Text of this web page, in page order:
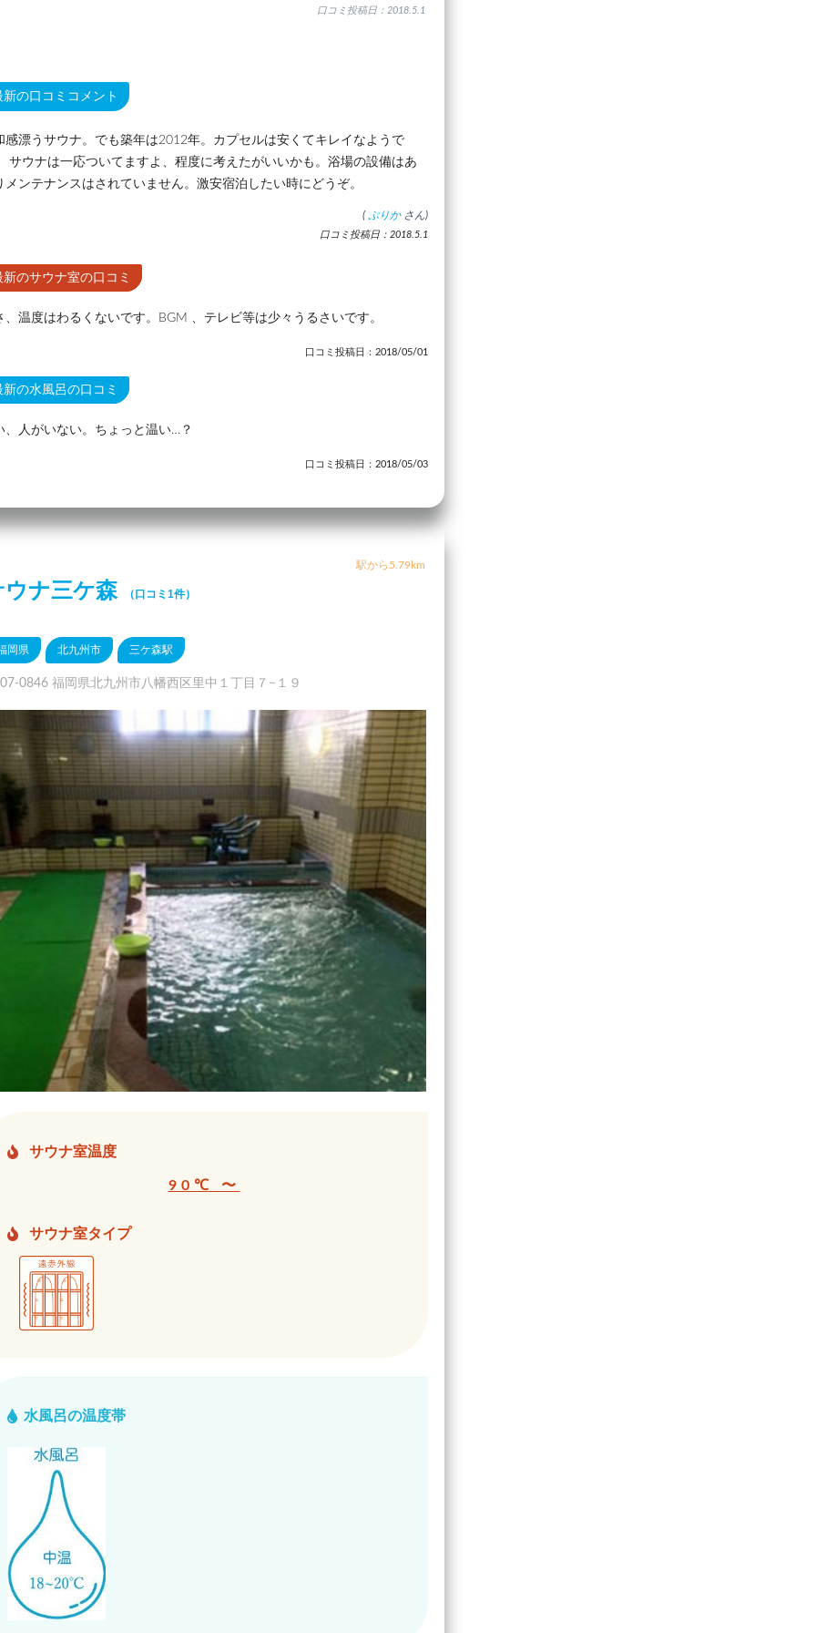
口コミ投稿日：2018.5.1
新の口コミコメント
感漂うサウナ。でも築年は2012年。カプセルは安くてキレイなようで
サウナは一応ついてますよ、程度に考えたがいいかも。浴場の設備はあ
メンテナンスはされていません。激安宿泊したい時にどうぞ。
( ぷりか さん)
口コミ投稿日：2018.5.1
新のサウナ室の口コミ
、温度はわるくないです。BGM 、テレビ等は少々うるさいです。
口コミ投稿日：2018/05/01
新の水風呂の口コミ
、人がいない。ちょっと温い…？
口コミ投稿日：2018/05/03
駅から5.79km
ウナ三ケ森 （口コミ1件）
岡県 北九州市 三ケ森駅
0846 福岡県北九州市八幡西区里中１丁目７−１９
サウナ室温度
90℃ 〜
サウナ室タイプ
水風呂の温度帯